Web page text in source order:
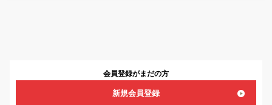
会員登録がまだの方
新規会員登録